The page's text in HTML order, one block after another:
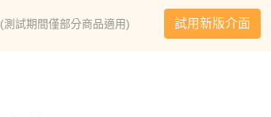
(測試期間僅部分商品適用) 試用新版介面